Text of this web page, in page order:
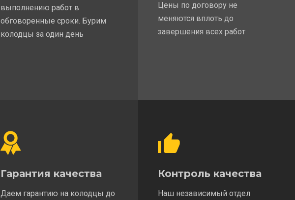
выполнению работ в
обговоренные сроки. Бурим
колодцы за один день
Цены по договору не
меняются вплоть до
завершения всех работ
Гарантия качества
Даем гарантию на колодцы до
Контроль качества
Наш независимый отдел